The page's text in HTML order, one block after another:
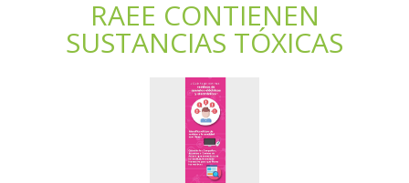
RAEE CONTIENEN
SUSTANCIAS TÓXICAS